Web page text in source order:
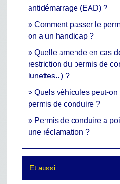
antidémarrage (EAD) ?
Comment passer le
on a un handicap ?
Quelle amende en cas
restriction du permis de
lunettes...) ?
Quels véhicules peut-on
permis de conduire ?
Permis de conduire à
une réclamation ?
Et aussi